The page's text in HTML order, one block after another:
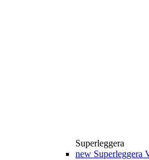
Superleggera
new Superleggera